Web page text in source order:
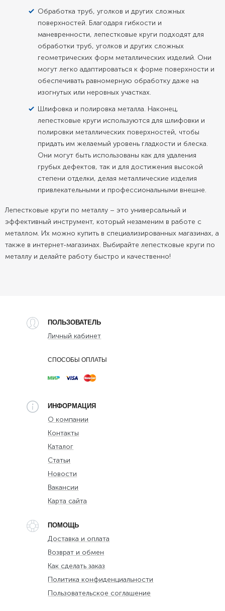
Обработка труб, уголков и других сложных
поверхностей. Благодаря гибкости и
маневренности, лепестковые круги подходят для
обработки труб, уголков и других сложных
геометрических форм металлических изделий. Они
могут легко адаптироваться к форме поверхности и
обеспечивать равномерную обработку даже на
изогнутых или неровных участках.
Шлифовка и полировка металла. Наконец,
лепестковые круги используются для шлифовки и
полировки металлических поверхностей, чтобы
придать им желаемый уровень гладкости и блеска.
Они могут быть использованы как для удаления
грубых дефектов, так и для достижения высокой
степени отделки, делая металлические изделия
привлекательными и профессиональными внешне.
Лепестковые круги по металлу – это универсальный и
эффективный инструмент, который незаменим в работе с
металлом. Их можно купить в специализированных магазинах, а
также в интернет-магазинах. Выбирайте лепестковые круги по
металлу и делайте работу быстро и качественно!
ПОЛЬЗОВАТЕЛЬ
Личный кабинет
СПОСОБЫ ОПЛАТЫ
ИНФОРМАЦИЯ
О компании
Контакты
Каталог
Статьи
Новости
Вакансии
Карта сайта
ПОМОЩЬ
Доставка и оплата
Возврат и обмен
Как сделать заказ
Политика конфиденциальности
Пользовательское соглашение